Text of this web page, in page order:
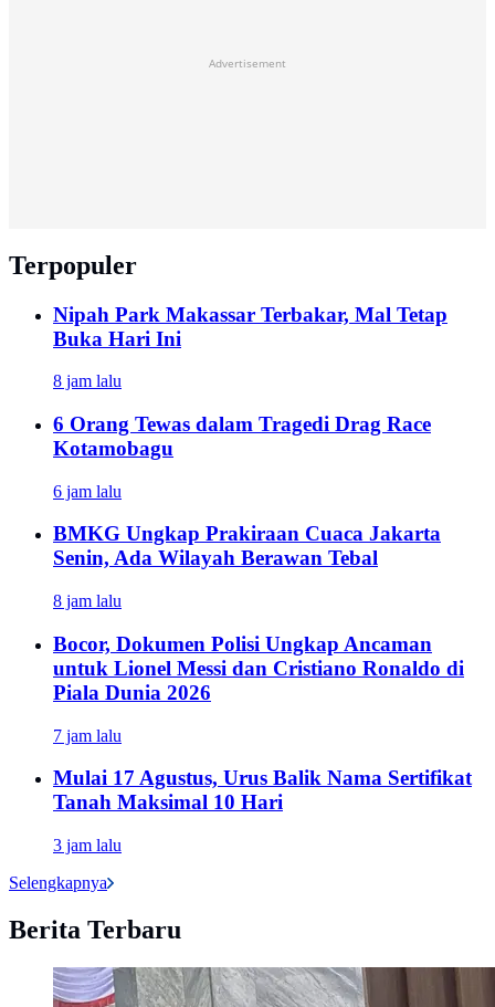
Advertisement
Terpopuler
Nipah Park Makassar Terbakar, Mal Tetap
Buka Hari Ini
8 jam lalu
6 Orang Tewas dalam Tragedi Drag Race
Kotamobagu
6 jam lalu
BMKG Ungkap Prakiraan Cuaca Jakarta
Senin, Ada Wilayah Berawan Tebal
8 jam lalu
Bocor, Dokumen Polisi Ungkap Ancaman
untuk Lionel Messi dan Cristiano Ronaldo di
Piala Dunia 2026
7 jam lalu
Mulai 17 Agustus, Urus Balik Nama Sertifikat
Tanah Maksimal 10 Hari
3 jam lalu
Selengkapnya
Berita Terbaru